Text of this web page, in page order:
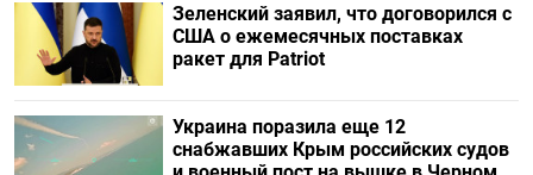
Зеленский заявил, что договорился с
США о ежемесячных поставках
ракет для Patriot
Украина поразила еще 12
снабжавших Крым российских судов